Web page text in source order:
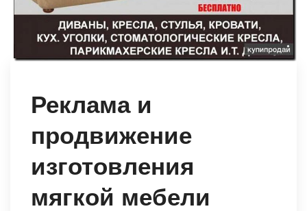
Реклама и
продвижение
изготовления
мягкой мебели